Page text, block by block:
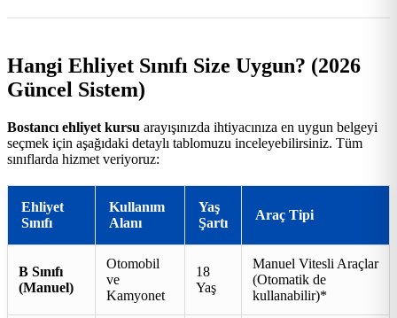
Hangi Ehliyet Sınıfı Size Uygun? (2026
Güncel Sistem)
Bostancı ehliyet kursu arayışınızda ihtiyacınıza en uygun belgeyi
seçmek için aşağıdaki detaylı tablomuzu inceleyebilirsiniz. Tüm
sınıflarda hizmet veriyoruz:
Ehliyet
Sınıfı
Kullanım
Alanı
Yaş
Şartı
Araç Tipi
B Sınıfı
(Manuel)
Otomobil
ve
Kamyonet
18
Yaş
Manuel Vitesli Araçlar
(Otomatik de
kullanabilir)*